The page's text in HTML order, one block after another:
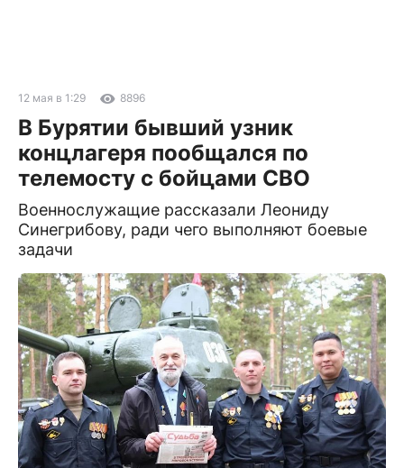
12 мая в 1:29 8896
В Бурятии бывший узник
концлагеря пообщался по
телемосту с бойцами СВО
Военнослужащие рассказали Леониду
Синегрибову, ради чего выполняют боевые
задачи